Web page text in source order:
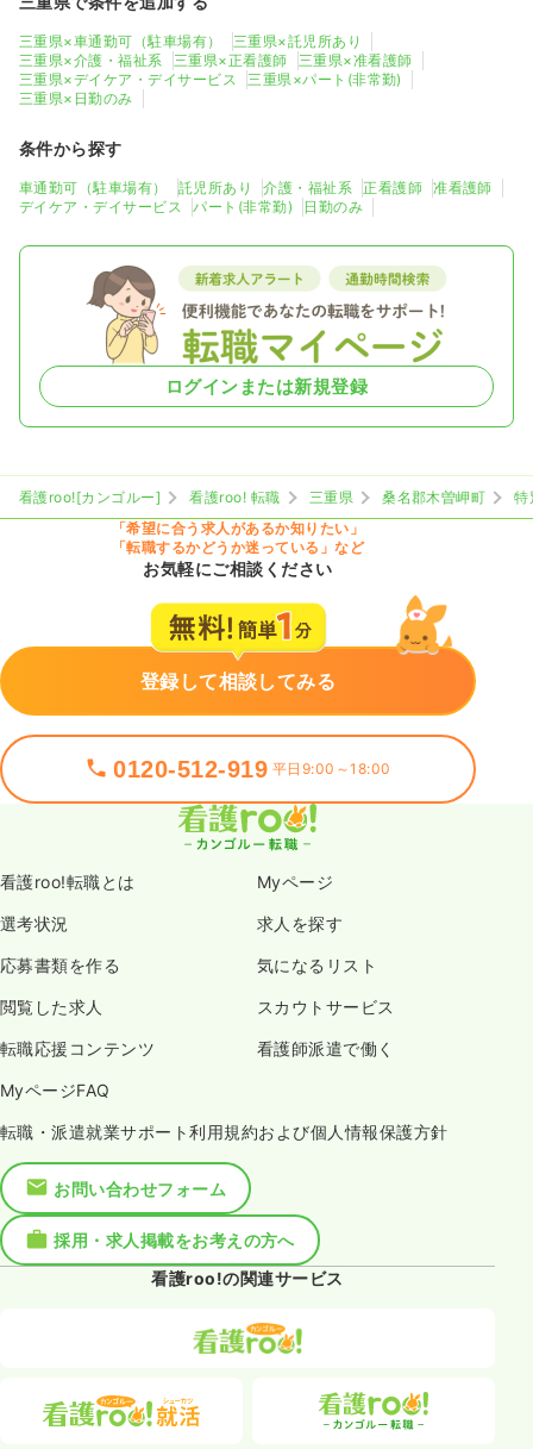
三重県×車通勤可（駐車場有）
三重県×託児所あり
三重県×介護・福祉系
三重県×正看護師
三重県×准看護師
三重県×デイケア・デイサービス
三重県×パート(非常勤)
三重県×日勤のみ
条件から探す
車通勤可（駐車場有） 託児所あり 介護・福祉系 正看護師
准看護師
デイケア・デイサービス
パート(非常勤) 日勤のみ
ログインまたは新規登録
看護roo![カンゴルー] 看護roo! 転職 三重県 桑名郡木曽岬町
特
「希望に合う求人があるか知りたい」
「転職するかどうか迷っている」など
お気軽にご相談ください
登録して相談してみる
0120-512-919 平日9:00～18:00
看護roo!転職とは Myページ
選考状況 求人を探す
応募書類を作る 気になるリスト
閲覧した求人 スカウトサービス
転職応援コンテンツ 看護師派遣で働く
MyページFAQ
転職・派遣就業サポート利用規約および個人情報保護方針
お問い合わせフォーム
採用・求人掲載をお考えの方へ
看護roo!の関連サービス